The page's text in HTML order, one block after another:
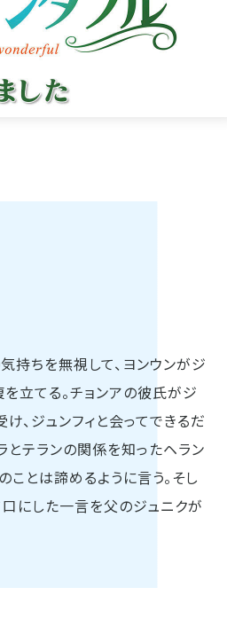
持ちを無視して、ヨンウンがジ
立てる。チョンアの彼氏がジ
、ジュンフィと会ってできるだ
とテランの関係を知ったヘラン
ことは諦めるように言う。そし
にした一言を父のジュニクが